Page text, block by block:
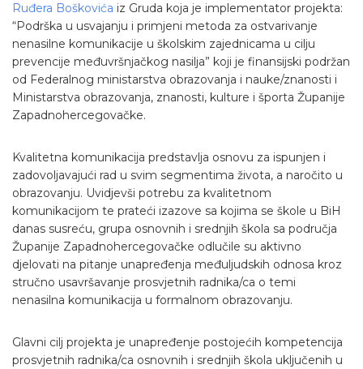
Ruđera Boškovića iz Gruda koja je implementator projekta:
“Podrška u usvajanju i primjeni metoda za ostvarivanje
nenasilne komunikacije u školskim zajednicama u cilju
prevencije međuvršnjačkog nasilja” koji je finansijski podržan
od Federalnog ministarstva obrazovanja i nauke/znanosti i
Ministarstva obrazovanja, znanosti, kulture i športa Županije
Zapadnohercegovačke.
Kvalitetna komunikacija predstavlja osnovu za ispunjen i
zadovoljavajući rad u svim segmentima života, a naročito u
obrazovanju. Uvidjevši potrebu za kvalitetnom
komunikacijom te prateći izazove sa kojima se škole u BiH
danas susreću, grupa osnovnih i srednjih škola sa područja
Županije Zapadnohercegovačke odlučile su aktivno
djelovati na pitanje unapređenja međuljudskih odnosa kroz
stručno usavršavanje prosvjetnih radnika/ca o temi
nenasilna komunikacija u formalnom obrazovanju.
Glavni cilj projekta je unapređenje postojećih kompetencija
prosvjetnih radnika/ca osnovnih i srednjih škola uključenih u